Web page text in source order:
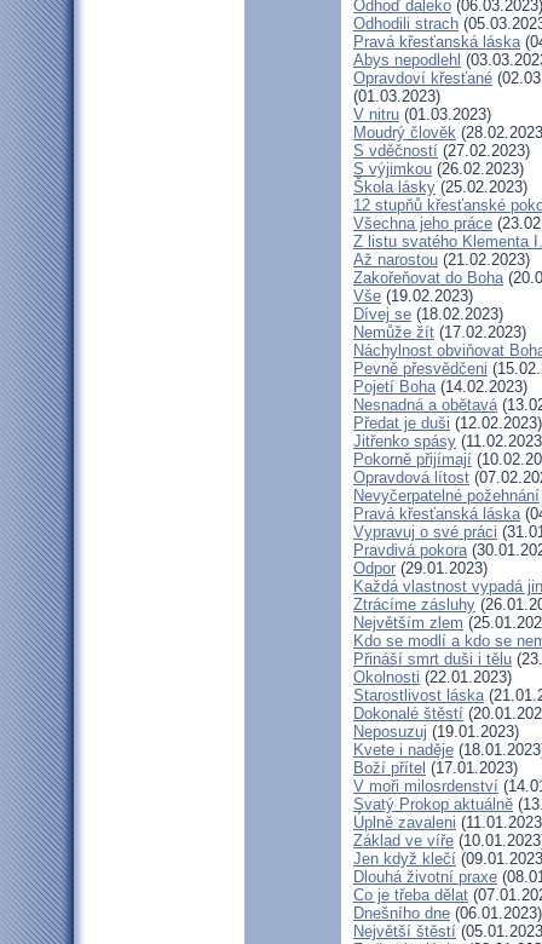
Odhoď daleko (06.03.2023)
Odhodili strach
Pravá křesťanská láska
Abys nepodlehl
Opravdoví křesťané
(01.03.2023)
V nitru (01.03.2023)
Moudrý člověk
S vděčností (27.02.2023)
S výjimkou (26.02.2023)
Škola lásky (25.02.2023)
12 stupňů křesťanské
Všechna jeho práce
Z listu svatého Klementa I.
Až narostou (21.02.2023)
Zakořeňovat do Boha
Vše (19.02.2023)
Dívej se (18.02.2023)
Nemůže žít (17.02.2023)
Náchylnost obviňovat
Pevně přesvědčeni
Pojetí Boha(14.02.2023)
Nesnadná a obětavá
Předat je duši (12.02.2023)
Jitřenko spásy
Pokorně přijímají
Opravdová lítost
Nevyčerpatelné požehnání
Pravá křesťanská láska
Vypravuj o své práci
Pravdivá pokora
Odpor (29.01.2023)
Každá vlastnost vypadá
Ztrácíme zásluhy
Největším zlem
Kdo se modlí a kdo se
Přináší smrt duši i tělu
Okolnosti (22.01.2023)
Starostlivost láska
Dokonalé štěstí
Neposuzuj (19.01.2023)
Kvete i naděje
Boží přítel (17.01.2023)
V moři milosrdenství
Svatý Prokop aktuálně
Úplně zavaleni
Základ ve víře
Jen když klečí
Dlouhá životní praxe
Co je třeba dělat
Dnešního dne (06.01.2023)
Největší štěstí